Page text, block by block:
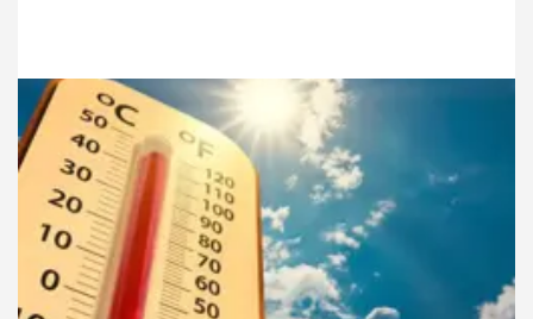
6.08.2026 Dünya